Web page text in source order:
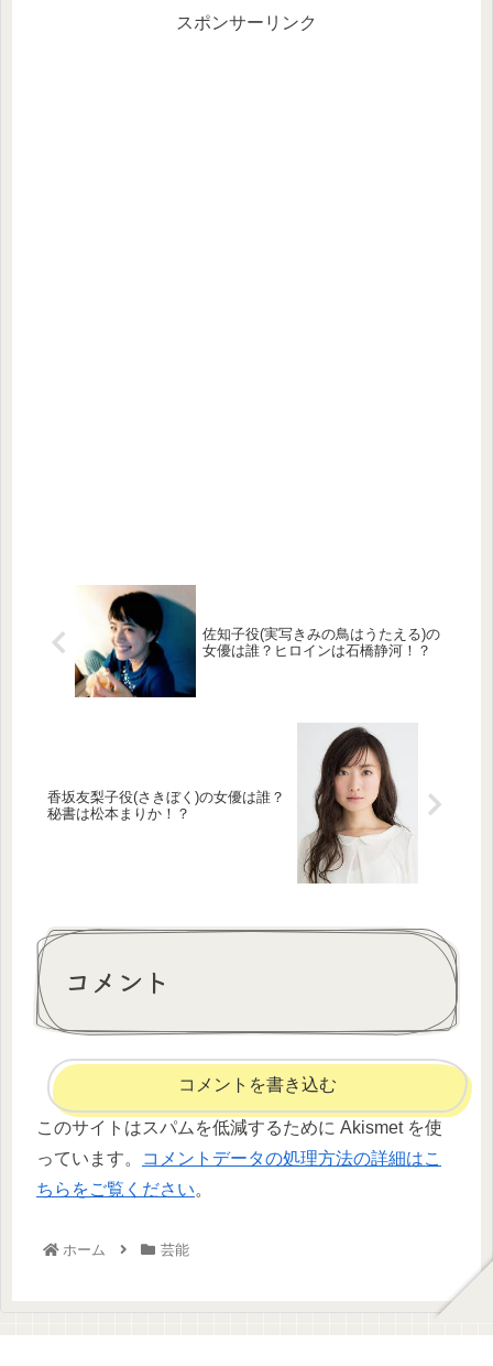
スポンサーリンク
佐知子役(実写きみの鳥はうたえる)の
女優は誰？ヒロインは石橋静河！？
香坂友梨子役(さきぼく)の女優は誰？
秘書は松本まりか！？
コメント
コメントを書き込む
このサイトはスパムを低減するために Akismet を使
っています。
コメントデータの処理方法の詳細はこ
ちらをご覧ください。
ホーム 芸能